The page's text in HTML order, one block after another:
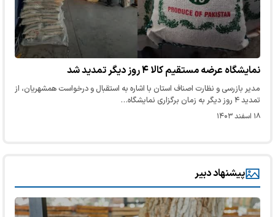
نمایشگاه عرضه مستقیم کالا ۴ روز دیگر تمدید شد
مدیر بازرسی و نظارت اصناف استان با اشاره به استقبال و درخواست همشهریان، از
تمدید ۴ روز دیگر به زمان برگزاری نمایشگاه…
۱۸ اسفند ۱۴۰۳
پیشنهاد دبیر